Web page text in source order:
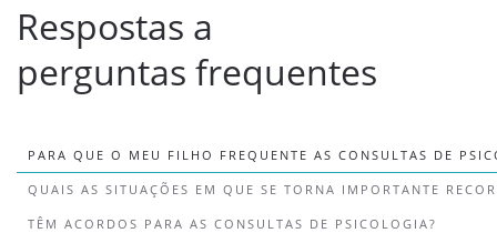
Respostas a
perguntas frequentes
PARA QUE O MEU FILHO FREQUENTE AS CONSULTAS DE
QUAIS AS SITUAÇÕES EM QUE SE TORNA IMPORTANTE
TÊM ACORDOS PARA AS CONSULTAS DE PSICOLOGIA?